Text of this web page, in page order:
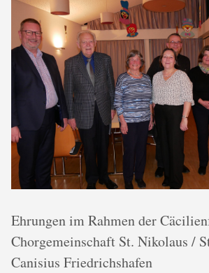
Ehrungen im Rahmen der
Chorgemeinschaft St. Nikolaus /
Canisius Friedrichshafen